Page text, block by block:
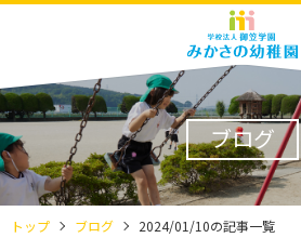
ブログ
トップ ブログ 2024/01/10の記事一覧